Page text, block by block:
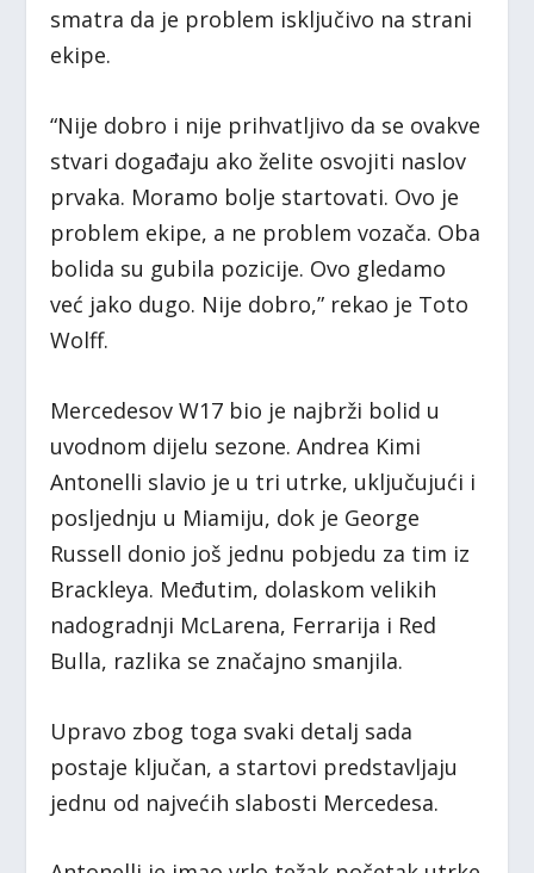
smatra da je problem isključivo na strani
ekipe.
“Nije dobro i nije prihvatljivo da se ovakve
stvari događaju ako želite osvojiti naslov
prvaka. Moramo bolje startovati. Ovo je
problem ekipe, a ne problem vozača. Oba
bolida su gubila pozicije. Ovo gledamo
već jako dugo. Nije dobro,” rekao je Toto
Wolff.
Mercedesov W17 bio je najbrži bolid u
uvodnom dijelu sezone. Andrea Kimi
Antonelli slavio je u tri utrke, uključujući i
posljednju u Miamiju, dok je George
Russell donio još jednu pobjedu za tim iz
Brackleya. Međutim, dolaskom velikih
nadogradnji McLarena, Ferrarija i Red
Bulla, razlika se značajno smanjila.
Upravo zbog toga svaki detalj sada
postaje ključan, a startovi predstavljaju
jednu od najvećih slabosti Mercedesa.